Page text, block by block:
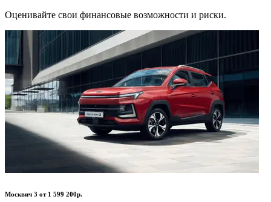
Оценивайте свои финансовые возможности и риски.
Москвич 3 от 1 599 200р.